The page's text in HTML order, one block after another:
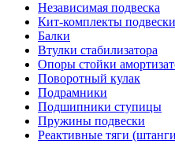
Независимая подвеска
Кит-комплекты подвески
Балки
Втулки стабилизатора
Опоры стойки
Поворотный кулак
Подрамники
Подшипники ступицы
Пружины подвески
Реактивные тяги